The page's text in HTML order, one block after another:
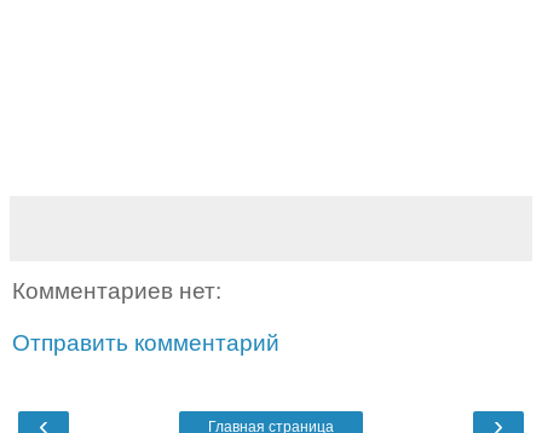
Комментариев нет:
Отправить комментарий
‹ ›
Главная страница